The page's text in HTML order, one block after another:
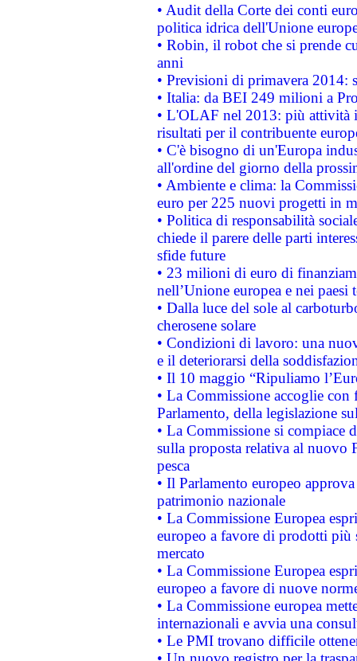
• Audit della Corte dei conti
politica idrica dell'Unione
• Robin, il robot che si prende
anni
• Previsioni di primavera 2014:
• Italia: da BEI 249 milioni a
• L'OLAF nel 2013: più attività
risultati per il contribuente
• C'è bisogno di un'Europa
all'ordine del giorno della
• Ambiente e clima: la
euro per 225 nuovi progetti in
• Politica di responsabilità
chiede il parere delle parti
sfide future
• 23 milioni di euro di
nell’Unione europea e nei paesi
• Dalla luce del sole al
cherosene solare
• Condizioni di lavoro: una
e il deteriorarsi della
• Il 10 maggio “Ripuliamo
• La Commissione accoglie
Parlamento, della legislazione
• La Commissione si compiace
sulla proposta relativa al nuovo
pesca
• Il Parlamento europeo
patrimonio nazionale
• La Commissione Europea
europeo a favore di prodotti
mercato
• La Commissione Europea
europeo a favore di nuove
• La Commissione europea
internazionali e avvia una
• Le PMI trovano difficile